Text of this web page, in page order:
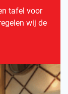
tafel voor
wij de